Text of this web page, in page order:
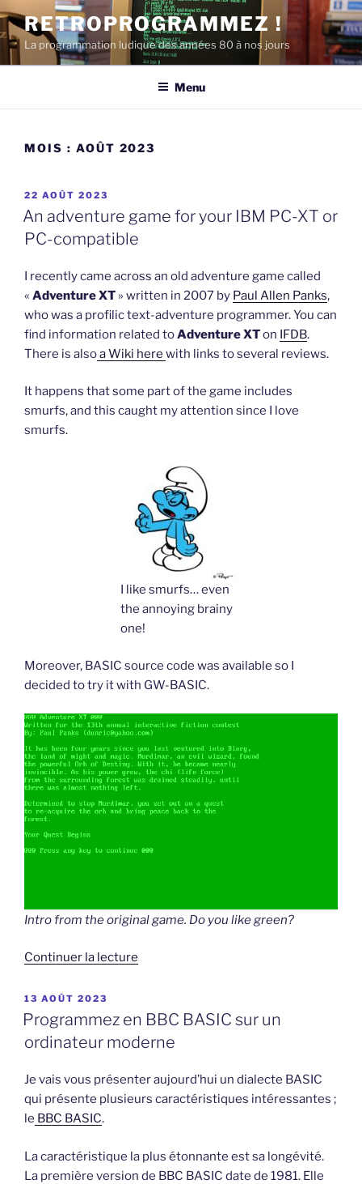
Aller
au
contenu
principal
RETROPROGRAMMEZ !
La programmation ludique des années 80 à nos jours
Menu
MOIS : AOÛT 2023
PUBLIÉ
LE
22 AOÛT 2023
An adventure game for your IBM PC-XT or
PC-compatible
I recently came across an old adventure game called
« Adventure XT » written in 2007 by Paul Allen Panks,
who was a profilic text-adventure programmer. You can
find information related toAdventure XTon IFDB.
There is alsoa Wiki here with links to several reviews.
It happens that some part of the game includes
smurfs, and this caught my attention since I love
smurfs.
I like smurfs… even
the annoying brainy
one!
Moreover, BASIC source code was available so I
decided to try it with GW-BASIC.
Intro from the original game. Do you like green?
Continuer la lecture
game
for
your
PC-
compatible »
PUBLIÉ
LE
13 AOÛT 2023
Programmez en BBC BASIC sur un
ordinateur moderne
Je vais vous présenter aujourd’hui un dialecte BASIC
qui présente plusieurs caractéristiques intéressantes ;
le BBC BASIC.
La caractéristique la plus étonnante est sa longévité.
La première version de BBC BASIC date de 1981. Elle